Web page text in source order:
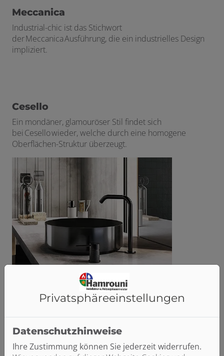
Meccanica
Industrial-chic ist das Stichwort
der Meccanica Ausführung, die ein industrielles Design
impliziert.
Cesello
Ein mondäner, glamouröser Stil findet sich
bei Cesello wieder, welche durch eine homogene
Oberflächen-Struktur überzeugt.
Privatsphäre­einstellungen
Datenschutzhinweise
Ihre Zustimmung können Sie jederzeit widerrufen.